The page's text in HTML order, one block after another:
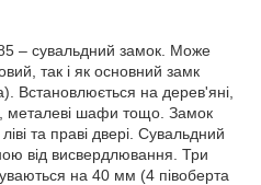
– сувальдний замок. Може
так і як основний замк
Встановлюється на дерев'яні,
металеві шафи тощо. Замок
та праві двері. Сувальдний
від висвердлювання. Три
на 40 мм (4 півоберта